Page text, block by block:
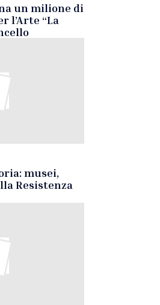
un milione di
l’Arte “La
musei,
Resistenza